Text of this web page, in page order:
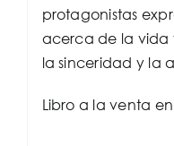
protagonistas
acerca de la vida
la sinceridad y la
Libro a la venta